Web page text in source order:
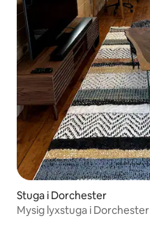
Stuga i Dorchester
Mysig lyxstuga i Dorchester